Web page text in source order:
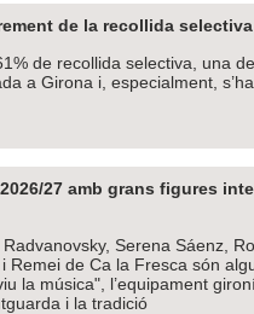
de la recollida
de recollida selectiva, una
a Girona i, especialment,
27 amb grans figures
Serena Sáenz,
Remei de Ca la Fresca són
la música", l’equipament
i la tradició